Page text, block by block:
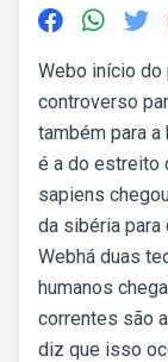
Webo início do
controverso
também para
é a do estreito
sapiens
da sibéria para
Webhá duas
humanos
correntes são
diz que isso